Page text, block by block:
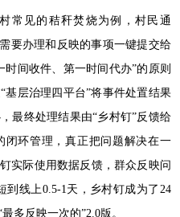
常见的秸秆焚烧为例，村民通
要办理和反映的事项一键提交给
间收件、第一时间代办”的原则
基层治理四平台”将事件处置结果
最终处理结果由“乡村钉”反馈给
闭环管理，真正把问题解决在一
实际使用数据反馈，群众反映问
到线上0.5-1天，乡村钉成为了24
多反映一次的”2.0版。